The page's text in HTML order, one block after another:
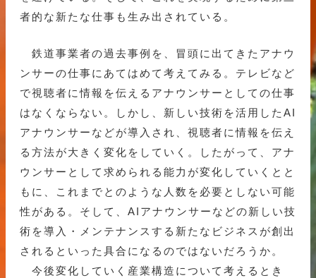
者的な新たな仕事も生み出されている。
鉄道事業者の過去事例を、冒頭に出てきたアナウ
ンサーの仕事にあてはめて考えてみる。テレビなど
で視聴者に情報を伝えるアナウンサーとしての仕事
はなくならない。しかし、新しい技術を活用したAI
アナウンサーなどが導入され、視聴者に情報を伝え
る方法が大きく変化をしていく。したがって、アナ
ウンサーとして求められる能力が変化していくとと
もに、これまでとのような人数を必要としない可能
性がある。そして、AIアナウンサーなどの新しい技
術を導入・メンテナンスする新たなビジネスが創出
されるといった具合になるのではないだろうか。
今後変化していく産業構造について考えるとき